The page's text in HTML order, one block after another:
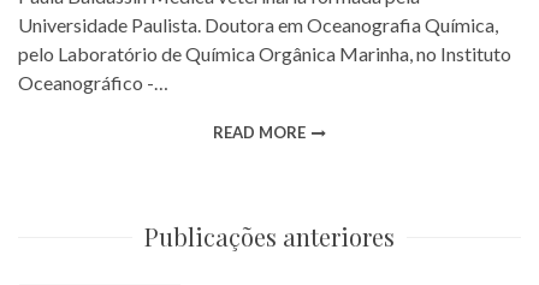
Universidade Paulista. Doutora em Oceanografia Química,
pelo Laboratório de Química Orgânica Marinha, no Instituto
Oceanográfico -…
READ MORE
Publicações anteriores